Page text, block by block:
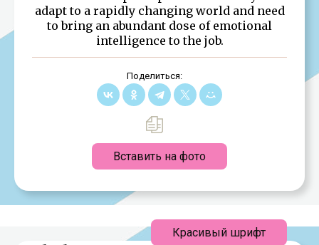
adapt to a rapidly changing world and need
to bring an abundant dose of emotional
intelligence to the job.
Поделиться:
Вставить на фото
Красивый шрифт